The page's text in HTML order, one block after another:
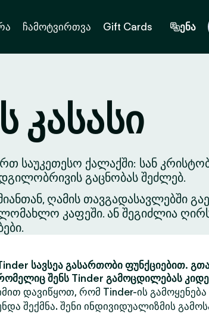
ჩამოტვირთვა Gift Cards ენა
საუკეთესო ქალაქში: სან
გაცნობას შეძლებ.
ღამის თავგადასავლებში
კაფეში. ან შეგიძლია
სავსეა გასართობი ფუნქციებით.
შენს Tinder გამოცდილებას
დავიწყოთ, რომ Tinder-ის
შექმნა. შენი ინდივიდუალიზმის